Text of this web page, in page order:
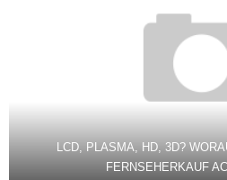
LCD, PLASMA, HD, 3D?
FERNSEHERKAUF